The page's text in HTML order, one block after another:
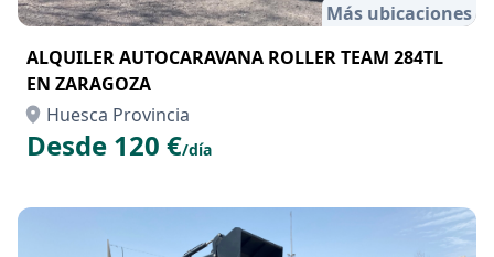
Más ubicaciones
ALQUILER AUTOCARAVANA ROLLER TEAM 284TL
EN ZARAGOZA
Huesca Provincia
Desde 120 €/día